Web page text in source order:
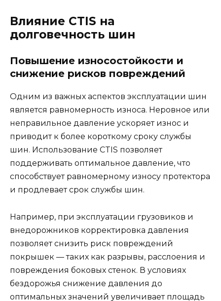
Влияние CTIS на
долговечность шин
Повышение износостойкости и
снижение рисков повреждений
Одним из важных аспектов эксплуатации шин
является равномерность износа. Неровное или
неправильное давление ускоряет износ и
приводит к более короткому сроку службы
шин. Использование CTIS позволяет
поддерживать оптимальное давление, что
способствует равномерному износу протектора
и продлевает срок службы шин.
Например, при эксплуатации грузовиков и
внедорожников корректировка давления
позволяет снизить риск повреждений
покрышек — таких как разрывы, расслоения и
повреждения боковых стенок. В условиях
бездорожья снижение давления до
оптимальных значений увеличивает площадь